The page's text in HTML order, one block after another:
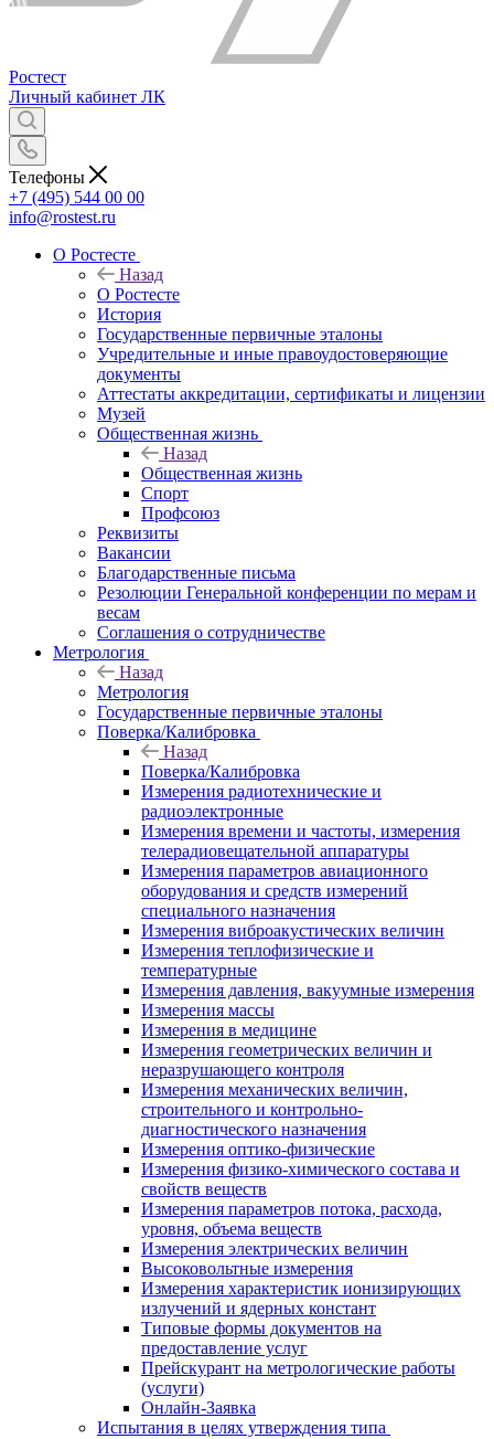
Ростест
Личный кабинет ЛК
Телефоны
+7 (495) 544 00 00
info@rostest.ru
О Ростесте
Назад
О Ростесте
История
Государственные первичные эталоны
Учредительные и иные правоудостоверяющие
документы
Аттестаты аккредитации, сертификаты и лицензии
Музей
Общественная жизнь
Назад
Общественная жизнь
Спорт
Профсоюз
Реквизиты
Вакансии
Благодарственные письма
Резолюции Генеральной конференции по мерам и
весам
Соглашения о сотрудничестве
Метрология
Назад
Метрология
Государственные первичные эталоны
Поверка/Калибровка
Назад
Поверка/Калибровка
Измерения радиотехнические и
радиоэлектронные
Измерения времени и частоты, измерения
телерадиовещательной аппаратуры
Измерения параметров авиационного
оборудования и средств измерений
специального назначения
Измерения виброакустических величин
Измерения теплофизические и
температурные
Измерения давления, вакуумные измерения
Измерения массы
Измерения в медицине
Измерения геометрических величин и
неразрушающего контроля
Измерения механических величин,
строительного и контрольно-
диагностического назначения
Измерения оптико-физические
Измерения физико-химического состава и
свойств веществ
Измерения параметров потока, расхода,
уровня, объема веществ
Измерения электрических величин
Высоковольтные измерения
Измерения характеристик ионизирующих
излучений и ядерных констант
Типовые формы документов на
предоставление услуг
Прейскурант на метрологические работы
(услуги)
Онлайн-Заявка
Испытания в целях утверждения типа